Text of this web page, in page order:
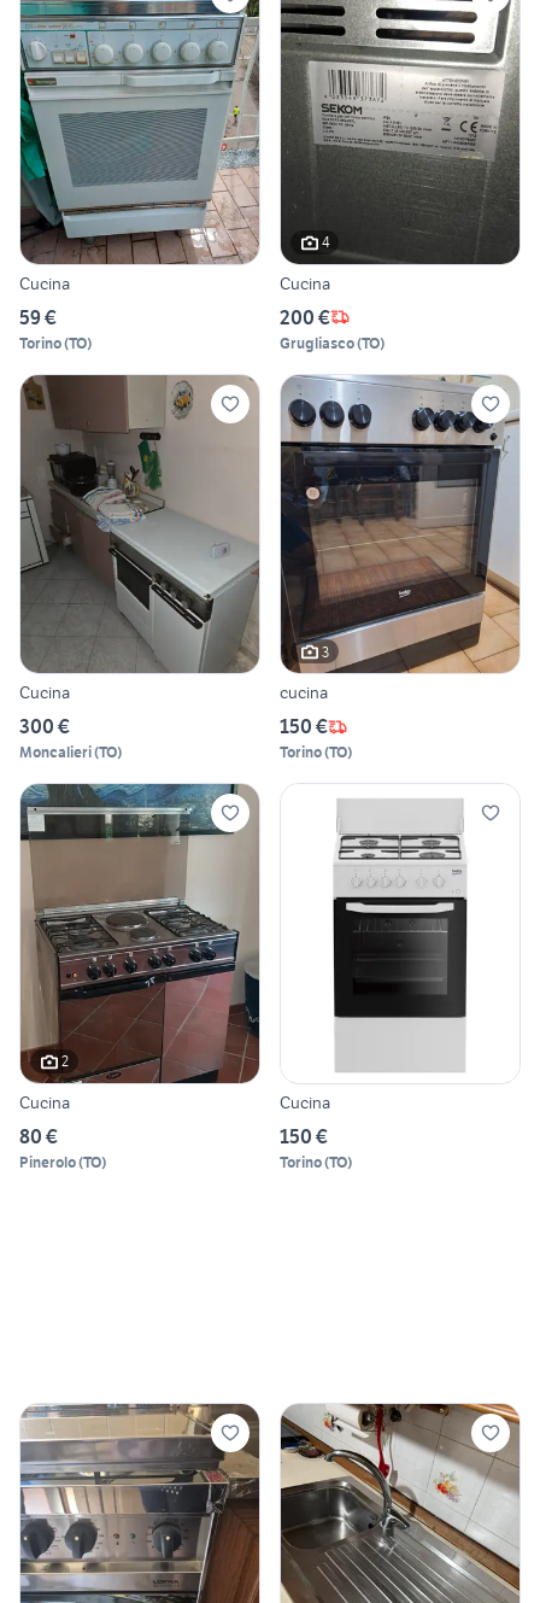
Cucina
59 €
Torino(TO)
4
Cucina
200 €
Grugliasco(TO)
Cucina
300 €
Moncalieri(TO)
3
cucina
150 €
Torino(TO)
2
Cucina
80 €
Pinerolo(TO)
Cucina
150 €
Torino(TO)